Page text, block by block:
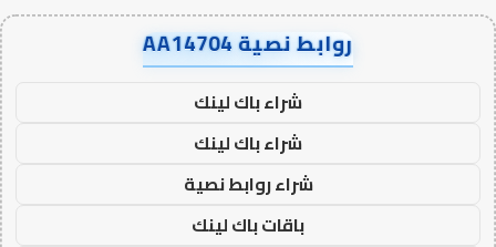
روابط نصية AA14704
شراء باك لينك
شراء باك لينك
شراء روابط نصية
باقات باك لينك